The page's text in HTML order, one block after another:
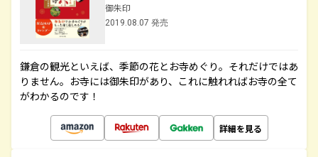
御朱印
2019.08.07 発売
鎌倉の観光といえば、季節の花とお寺めぐり。それだけではあ
りません。お寺には御朱印があり、これに触れればお寺の全て
がわかるのです！
詳細を見る